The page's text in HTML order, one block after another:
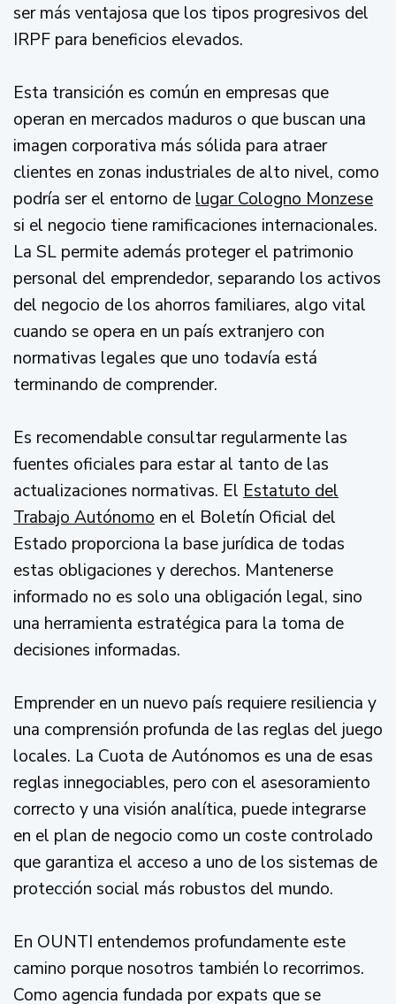
ser más ventajosa que los tipos progresivos del
IRPF para beneficios elevados.
Esta transición es común en empresas que
operan en mercados maduros o que buscan una
imagen corporativa más sólida para atraer
clientes en zonas industriales de alto nivel, como
podría ser el entorno de lugar Cologno Monzese
si el negocio tiene ramificaciones internacionales.
La SL permite además proteger el patrimonio
personal del emprendedor, separando los activos
del negocio de los ahorros familiares, algo vital
cuando se opera en un país extranjero con
normativas legales que uno todavía está
terminando de comprender.
Es recomendable consultar regularmente las
fuentes oficiales para estar al tanto de las
actualizaciones normativas. El Estatuto del
Trabajo Autónomo en el Boletín Oficial del
Estado proporciona la base jurídica de todas
estas obligaciones y derechos. Mantenerse
informado no es solo una obligación legal, sino
una herramienta estratégica para la toma de
decisiones informadas.
Emprender en un nuevo país requiere resiliencia y
una comprensión profunda de las reglas del juego
locales. La Cuota de Autónomos es una de esas
reglas innegociables, pero con el asesoramiento
correcto y una visión analítica, puede integrarse
en el plan de negocio como un coste controlado
que garantiza el acceso a uno de los sistemas de
protección social más robustos del mundo.
En OUNTI entendemos profundamente este
camino porque nosotros también lo recorrimos.
Como agencia fundada por expats que se